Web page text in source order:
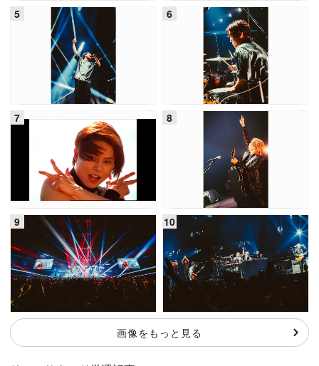
画像をもっと見る